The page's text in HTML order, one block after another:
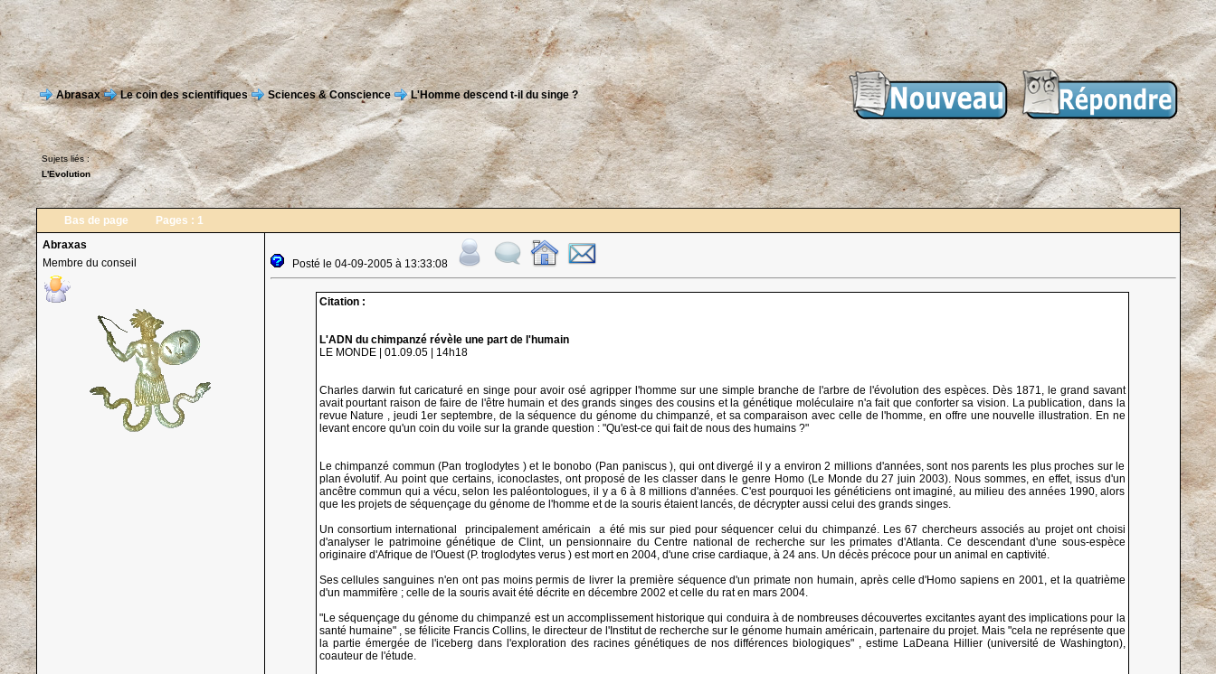
Abrasax Le coin des scientifiques Sciences & Conscience L'Homme descend t-il du singe ?
Sujets liés :
L'Evolution
Bas de page Pages : 1
Abraxas
Membre du conseil
Posté le 04-09-2005 à 13:33:08
Citation :
L'ADN du chimpanzé révèle une part de l'humain
LE MONDE | 01.09.05 | 14h18
Charles darwin fut caricaturé en singe pour avoir osé agripper l'homme sur une simple branche de l'arbre de l'évolution des espèces. Dès 1871, le grand savant
avait pourtant raison de faire de l'être humain et des grands singes des cousins et la génétique moléculaire n'a fait que conforter sa vision. La publication, dans la
revue Nature , jeudi 1er septembre, de la séquence du génome du chimpanzé, et sa comparaison avec celle de l'homme, en offre une nouvelle illustration. En ne
levant encore qu'un coin du voile sur la grande question : "Qu'est-ce qui fait de nous des humains ?"
Le chimpanzé commun (Pan troglodytes ) et le bonobo (Pan paniscus ), qui ont divergé il y a environ 2 millions d'années, sont nos parents les plus proches sur le
plan évolutif. Au point que certains, iconoclastes, ont proposé de les classer dans le genre Homo (Le Monde du 27 juin 2003). Nous sommes, en effet, issus d'un
ancêtre commun qui a vécu, selon les paléontologues, il y a 6 à 8 millions d'années. C'est pourquoi les généticiens ont imaginé, au milieu des années 1990, alors
que les projets de séquençage du génome de l'homme et de la souris étaient lancés, de décrypter aussi celui des grands singes.
Un consortium international ­ principalement américain ­ a été mis sur pied pour séquencer celui du chimpanzé. Les 67 chercheurs associés au projet ont choisi
d'analyser le patrimoine génétique de Clint, un pensionnaire du Centre national de recherche sur les primates d'Atlanta. Ce descendant d'une sous-espèce
originaire d'Afrique de l'Ouest (P. troglodytes verus ) est mort en 2004, d'une crise cardiaque, à 24 ans. Un décès précoce pour un animal en captivité.
Ses cellules sanguines n'en ont pas moins permis de livrer la première séquence d'un primate non humain, après celle d'Homo sapiens en 2001, et la quatrième
d'un mammifère ; celle de la souris avait été décrite en décembre 2002 et celle du rat en mars 2004.
"Le séquençage du génome du chimpanzé est un accomplissement historique qui conduira à de nombreuses découvertes excitantes ayant des implications pour la
santé humaine" , se félicite Francis Collins, le directeur de l'Institut de recherche sur le génome humain américain, partenaire du projet. Mais "cela ne représente que
la partie émergée de l'iceberg dans l'exploration des racines génétiques de nos différences biologiques" , estime LaDeana Hillier (université de Washington),
coauteur de l'étude.